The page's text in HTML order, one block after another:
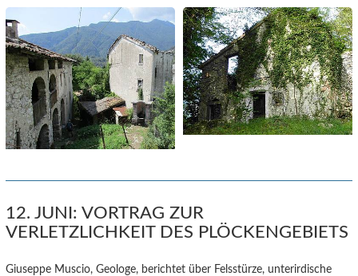
12. JUNI: VORTRAG ZUR
VERLETZLICHKEIT DES PLÖCKENGEBIETS
Giuseppe Muscio, Geologe, berichtet über Felsstürze, unterirdische